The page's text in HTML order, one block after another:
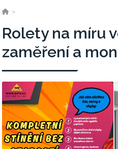
>
Rolety na míru
zaměření a